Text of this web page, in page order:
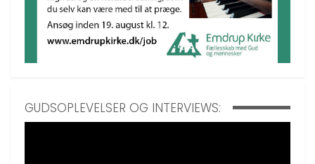
GUDSOPLEVELSER OG INTERVIEWS: